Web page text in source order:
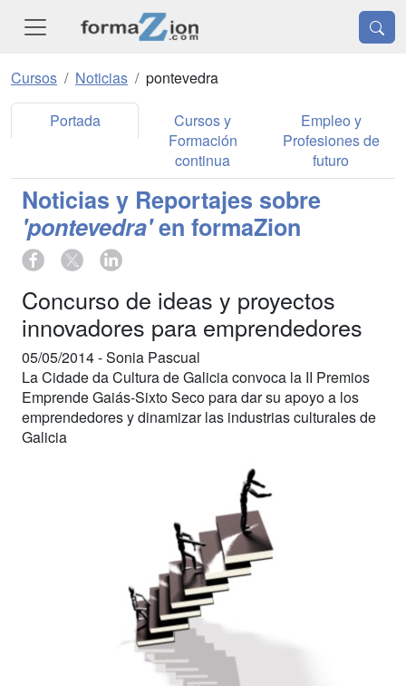
Cursos Noticias pontevedra
Portada
Cursos y
Formación
continua
Empleo y
Profesiones de
futuro
Noticias y Reportajes sobre
'pontevedra'en formaZion
Concurso de ideas y proyectos
innovadores para emprendedores
05/05/2014 -Sonia Pascual
La Cidade da Cultura de Galicia convoca la II Premios
Emprende Gaiás-Sixto Seco para dar su apoyo a los
emprendedores y dinamizar las industrias culturales de
Galicia